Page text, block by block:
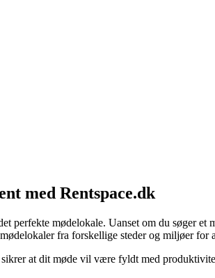
med Rentspace.dk
perfekte mødelokale. Uanset om du søger
fra forskellige steder og miljøer for
at dit møde vil være fyldt med